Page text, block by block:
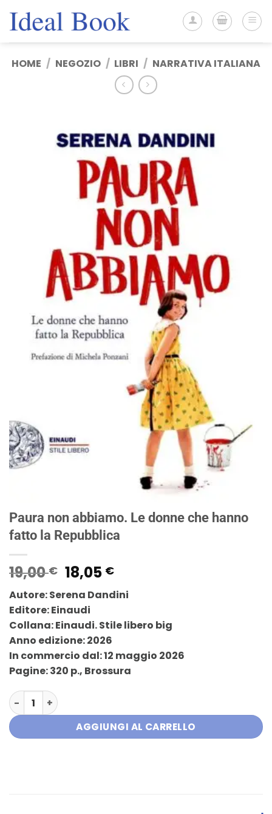
HOME / NEGOZIO / LIBRI / NARRATIVA ITALIANA
Paura non abbiamo. Le donne che hanno
fatto la Repubblica
19,00€ Il
prezzo
originale
era:
19,00 €.
18,05 €Il
prezzo
attuale
18,05 €.
Autore:Serena Dandini
Editore:Einaudi
Collana:Einaudi. Stile libero big
Anno edizione:2026
In commercio dal:12 maggio 2026
Pagine:320 p., Brossura
Paura non abbiamo. Le donne che hanno fatto la
AGGIUNGI AL CARRELLO